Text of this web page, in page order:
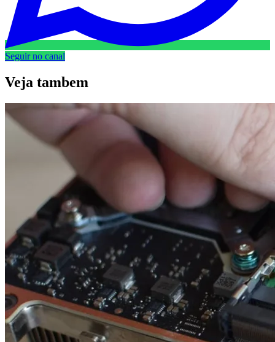
Seguir no canal
Veja tambem